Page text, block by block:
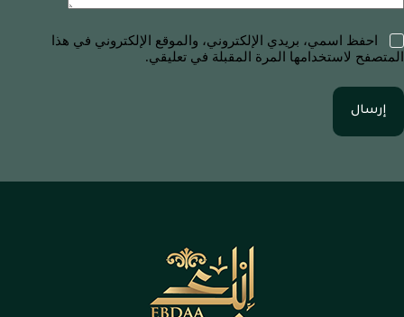
احفظ اسمي، بريدي الإلكتروني، والموقع الإلكتروني في هذا
المتصفح لاستخدامها المرة المقبلة في تعليقي.
إرسال